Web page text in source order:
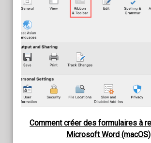
Comment créer des formulaires à
Microsoft Word (macOS)